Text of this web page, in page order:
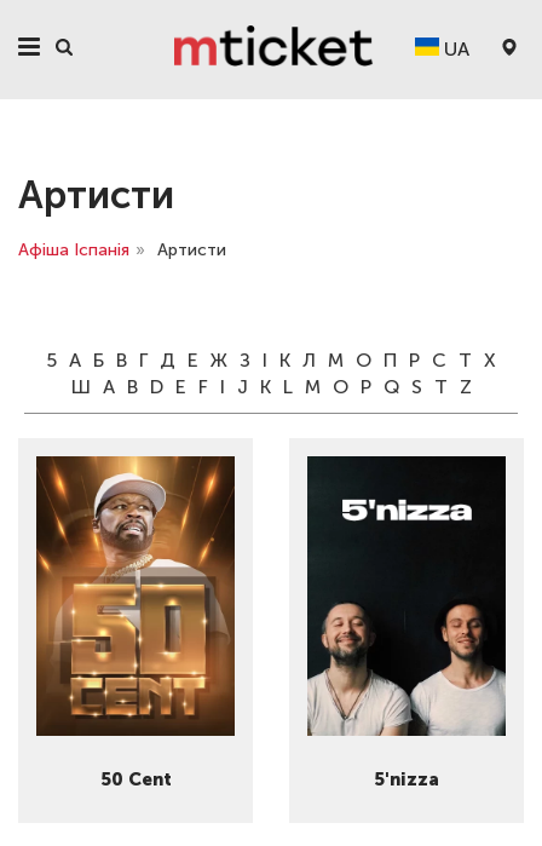
UA
Артисти
Афіша Іспанія » Артисти
5 А Б В Г Д Е Ж З І К Л М О П Р С Т Х
Ш A B D E F I J K L M O P Q S T Z
50 Cent 5'nizza